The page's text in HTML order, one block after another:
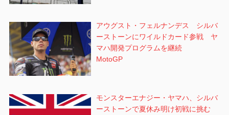
アウグスト・フェルナンデス シルバ
ーストーンにワイルドカード参戦 ヤ
マハ開発プログラムを継続
MotoGP
モンスターエナジー・ヤマハ、シルバ
ーストーンで夏休み明け初戦に挑む